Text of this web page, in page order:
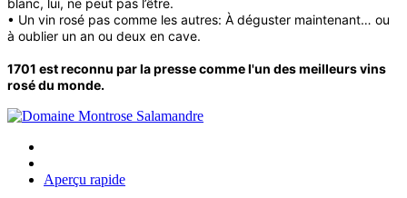
blanc, lui, ne peut pas l’être.
• Un vin rosé pas comme les autres: À déguster maintenant… ou
à oublier un an ou deux en cave.
1701 est reconnu par la presse comme l'un des meilleurs vins
rosé du monde.
Aperçu rapide